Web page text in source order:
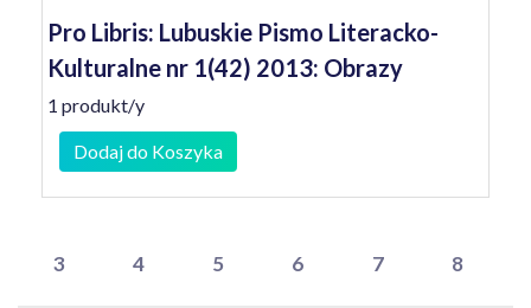
Pro Libris: Lubuskie Pismo Literacko-
Kulturalne nr 1(42) 2013: Obrazy
1 produkt/y
Dodaj do Koszyka
3 4 5 6 7 8